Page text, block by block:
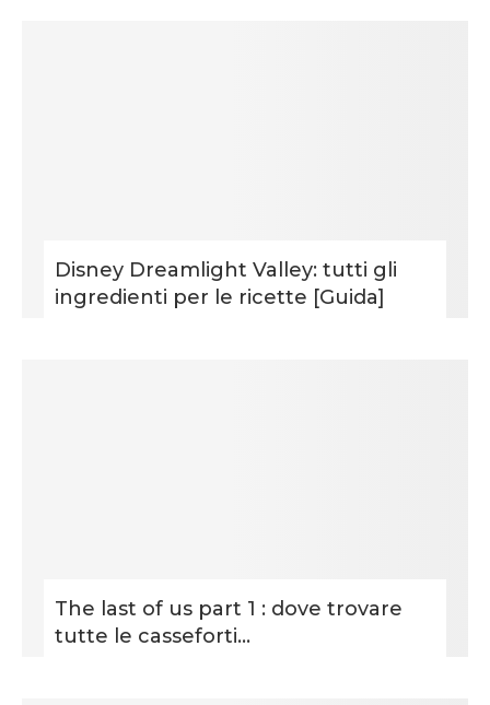
Disney Dreamlight Valley: tutti gli
ingredienti per le ricette [Guida]
The last of us part 1 : dove trovare
tutte le casseforti...